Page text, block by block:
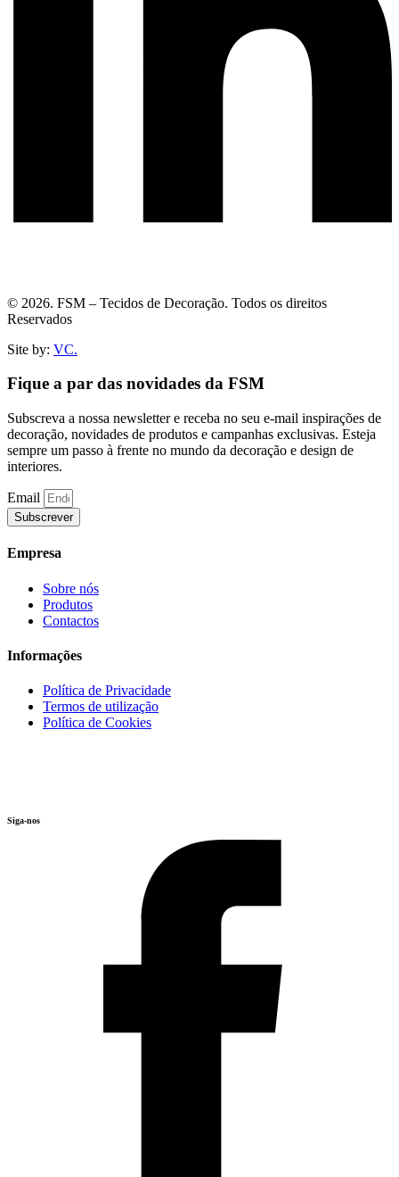
© 2026. FSM – Tecidos de Decoração. Todos os direitos
Reservados
Site by: VC.
Fique a par das novidades da FSM
Subscreva a nossa newsletter e receba no seu e-mail inspirações de
decoração, novidades de produtos e campanhas exclusivas. Esteja
sempre um passo à frente no mundo da decoração e design de
interiores.
Email
Subscrever
Empresa
Sobre nós
Produtos
Contactos
Informações
Política de Privacidade
Termos de utilização
Política de Cookies
Siga-nos